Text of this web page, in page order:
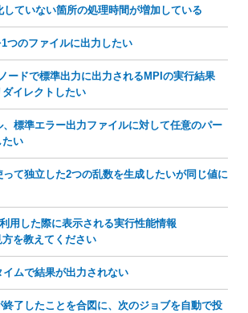
ていない箇所の処理時間が増加している
つのファイルに出力したい
ードで標準出力に出力されるMPIの実行結果
イレクトしたい
標準エラー出力ファイルに対して任意のパー
たい
て独立した2つの乱数を生成したいが同じ値に
用した際に表示される実行性能情報
を教えてください
ムで結果が出力されない
了したことを合図に、次のジョブを自動で投